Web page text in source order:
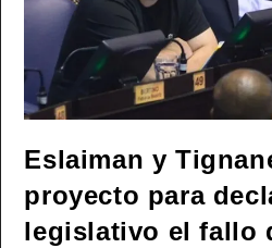
Judicial
A
La
Violencia
Digital»
Eslaiman y
proyecto para
legislativo el fallo